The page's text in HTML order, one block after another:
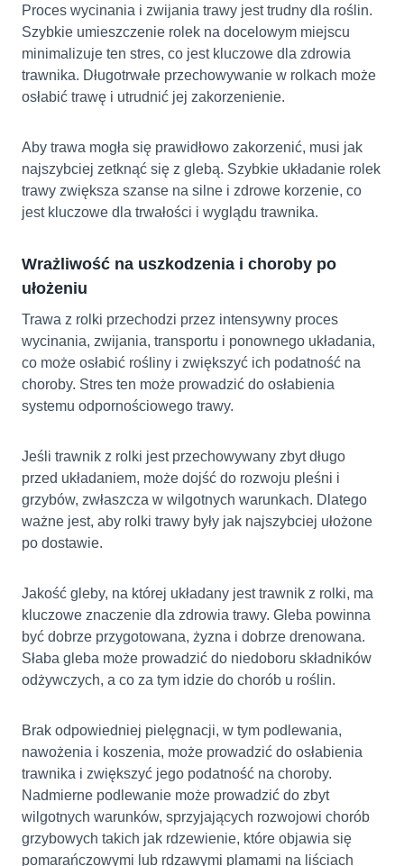
Proces wycinania i zwijania trawy jest trudny dla roślin.
Szybkie umieszczenie rolek na docelowym miejscu
minimalizuje ten stres, co jest kluczowe dla zdrowia
trawnika. Długotrwałe przechowywanie w rolkach może
osłabić trawę i utrudnić jej zakorzenienie.
Aby trawa mogła się prawidłowo zakorzenić, musi jak
najszybciej zetknąć się z glebą. Szybkie układanie rolek
trawy zwiększa szanse na silne i zdrowe korzenie, co
jest kluczowe dla trwałości i wyglądu trawnika.
Wrażliwość na uszkodzenia i choroby po
ułożeniu
Trawa z rolki przechodzi przez intensywny proces
wycinania, zwijania, transportu i ponownego układania,
co może osłabić rośliny i zwiększyć ich podatność na
choroby. Stres ten może prowadzić do osłabienia
systemu odpornościowego trawy.
Jeśli trawnik z rolki jest przechowywany zbyt długo
przed układaniem, może dojść do rozwoju pleśni i
grzybów, zwłaszcza w wilgotnych warunkach. Dlatego
ważne jest, aby rolki trawy były jak najszybciej ułożone
po dostawie.
Jakość gleby, na której układany jest trawnik z rolki, ma
kluczowe znaczenie dla zdrowia trawy. Gleba powinna
być dobrze przygotowana, żyzna i dobrze drenowana.
Słaba gleba może prowadzić do niedoboru składników
odżywczych, a co za tym idzie do chorób u roślin.
Brak odpowiedniej pielęgnacji, w tym podlewania,
nawożenia i koszenia, może prowadzić do osłabienia
trawnika i zwiększyć jego podatność na choroby.
Nadmierne podlewanie może prowadzić do zbyt
wilgotnych warunków, sprzyjających rozwojowi chorób
grzybowych takich jak rdzewienie, które objawia się
pomarańczowymi lub rdzawymi plamami na liściach